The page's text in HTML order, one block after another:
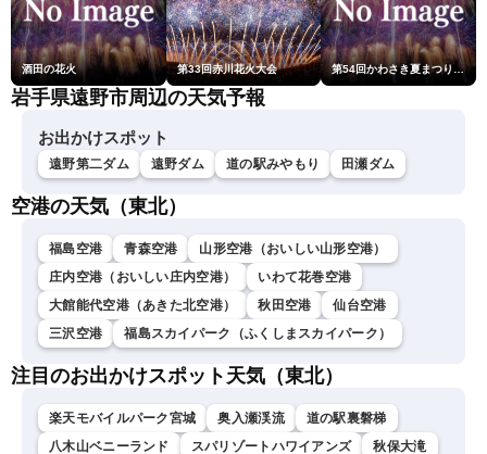
酒田の花火 第33回赤川花火大会 第54回かわさき夏まつり花火大会「おらが自慢のでっかい花火」
岩手県遠野市周辺の天気予報
お出かけスポット
遠野第二ダム 遠野ダム 道の駅みやもり 田瀬ダム
空港の天気（東北）
福島空港 青森空港
山形空港（おいしい山形空港）
庄内空港（おいしい庄内空港）
いわて花巻空港
大館能代空港（あきた北空港）
秋田空港
仙台空港
三沢空港
福島スカイパーク（ふくしまスカイパーク）
注目のお出かけスポット天気（東北）
楽天モバイルパーク宮城 奥入瀬渓流
道の駅裏磐梯
八木山ベニーランド
スパリゾートハワイアンズ 秋保大滝